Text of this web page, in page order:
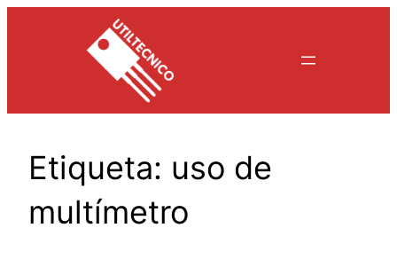
Etiqueta: uso de
multímetro